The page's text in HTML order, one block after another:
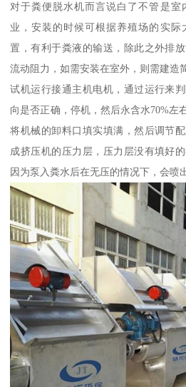
对于粪便脱水机而言说白了不管是室
业，安装的时候可根据养殖场的实际
置，有利于粪液的输送，除此之外排
流动阻力，如需安装在室外，则需建造
试机运行接通主机电机，通过运行来
向是否正确，停机，然后永含水70%左
将机械的卸料口填实填满，然后调节
成挤压机的压力层，压力层没有填好
因为泵入粪水后在无压的情况下，会喷